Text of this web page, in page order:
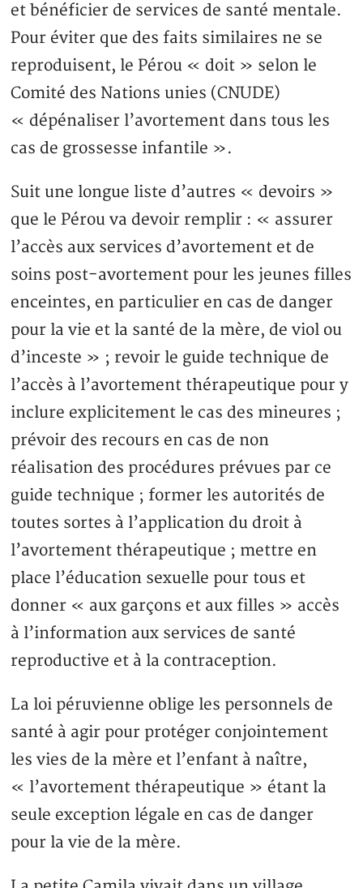
et bénéficier de services de santé mentale.
Pour éviter que des faits similaires ne se
reproduisent, le Pérou « doit » selon le
Comité des Nations unies (CNUDE)
« dépénaliser l’avortement dans tous les
cas de grossesse infantile ».
Suit une longue liste d’autres « devoirs »
que le Pérou va devoir remplir : « assurer
l’accès aux services d’avortement et de
soins post-avortement pour les jeunes filles
enceintes, en particulier en cas de danger
pour la vie et la santé de la mère, de viol ou
d’inceste » ; revoir le guide technique de
l’accès à l’avortement thérapeutique pour y
inclure explicitement le cas des mineures ;
prévoir des recours en cas de non
réalisation des procédures prévues par ce
guide technique ; former les autorités de
toutes sortes à l’application du droit à
l’avortement thérapeutique ; mettre en
place l’éducation sexuelle pour tous et
donner « aux garçons et aux filles » accès
à l’information aux services de santé
reproductive et à la contraception.
La loi péruvienne oblige les personnels de
santé à agir pour protéger conjointement
les vies de la mère et l’enfant à naître,
« l’avortement thérapeutique » étant la
seule exception légale en cas de danger
pour la vie de la mère.